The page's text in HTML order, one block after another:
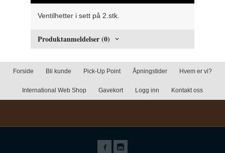
Ventilhetter i sett på 2.stk.
Produktanmeldelser (0)
Forside Bli kunde Pick-Up Point Åpningstider Hvem er vi?
International Web Shop Gavekort Logg inn Kontakt oss